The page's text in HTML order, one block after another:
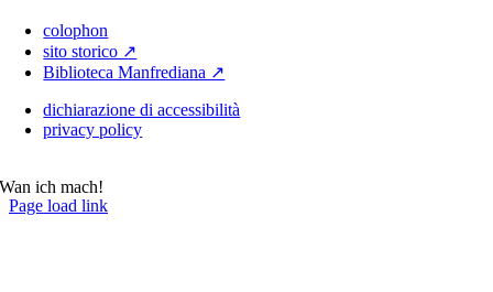
colophon
sito storico ↗
Biblioteca Manfrediana ↗
dichiarazione di accessibilità
privacy policy
Wan ich mach!
Page load link